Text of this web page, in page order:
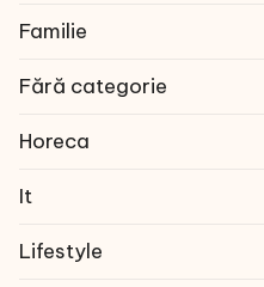
Familie
Fără categorie
Horeca
It
Lifestyle